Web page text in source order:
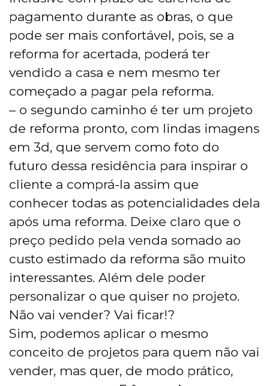
pagamento durante as obras, o que
pode ser mais confortável, pois, se a
reforma for acertada, poderá ter
vendido a casa e nem mesmo ter
começado a pagar pela reforma.
– o segundo caminho é ter um projeto
de reforma pronto, com lindas imagens
em 3d, que servem como foto do
futuro dessa residência para inspirar o
cliente a comprá-la assim que
conhecer todas as potencialidades dela
após uma reforma. Deixe claro que o
preço pedido pela venda somado ao
custo estimado da reforma são muito
interessantes. Além dele poder
personalizar o que quiser no projeto.
Não vai vender? Vai ficar!?
Sim, podemos aplicar o mesmo
conceito de projetos para quem não vai
vender, mas quer, de modo prático,